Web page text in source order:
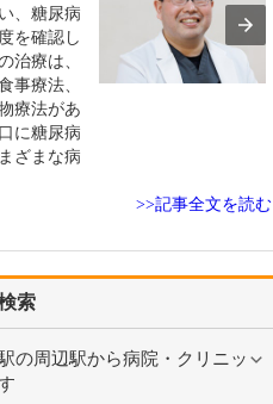
索
の周辺駅から病院・クリニッ
、糖尿病
を確認し
治療は、
事療法、
療法があ
に糖尿病
ざまな病
>>記事全文を読む